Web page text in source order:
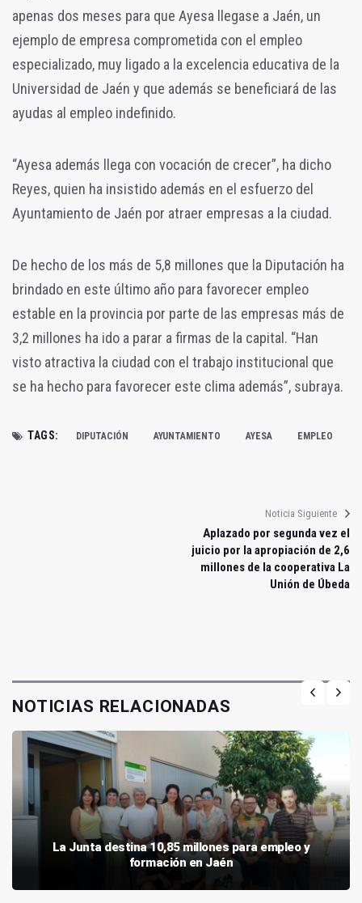
apenas dos meses para que Ayesa llegase a Jaén, un
ejemplo de empresa comprometida con el empleo
especializado, muy ligado a la excelencia educativa de la
Universidad de Jaén y que además se beneficiará de las
ayudas al empleo indefinido.
“Ayesa además llega con vocación de crecer”, ha dicho
Reyes, quien ha insistido además en el esfuerzo del
Ayuntamiento de Jaén por atraer empresas a la ciudad.
De hecho de los más de 5,8 millones que la Diputación ha
brindado en este último año para favorecer empleo
estable en la provincia por parte de las empresas más de
3,2 millones ha ido a parar a firmas de la capital. “Han
visto atractiva la ciudad con el trabajo institucional que
se ha hecho para favorecer este clima además”, subraya.
TAGS: DIPUTACIÓN AYUNTAMIENTO AYESA EMPLEO
Noticia Siguiente
Aplazado por segunda vez el
juicio por la apropiación de 2,6
millones de la cooperativa La
Unión de Úbeda
NOTICIAS RELACIONADAS
La Junta destina 10,85 millones para empleo y
formación en Jaén